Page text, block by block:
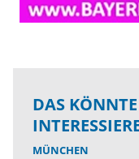
DAS
MÜNCHEN